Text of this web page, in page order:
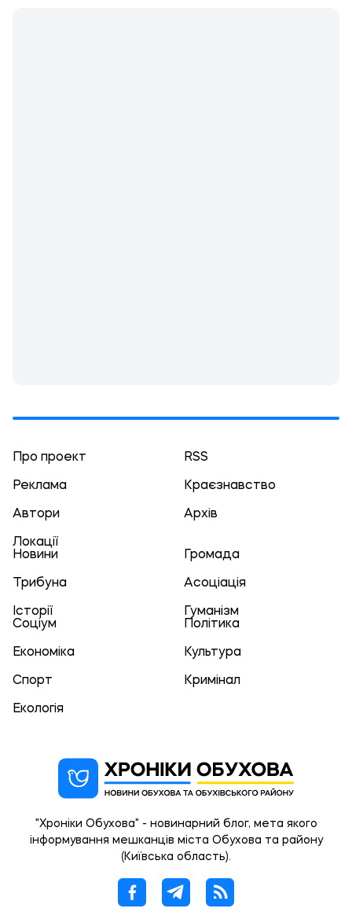
Про проект RSS
Реклама Краєзнавство
Автори Архів
Локації
Новини
Громада
Трибуна Асоціація
Історії
Гуманізм
Соціум
Політика
Економіка Культура
Спорт Кримінал
Екологія
"Хроніки Обухова" - новинарний блог, мета якого
інформування мешканців міста Обухова та району
(Київська область).